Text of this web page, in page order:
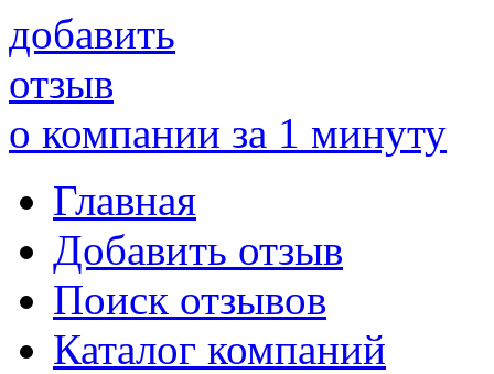
добавить
отзыв
о компании за 1 минуту
Главная
Добавить отзыв
Поиск отзывов
Каталог компаний